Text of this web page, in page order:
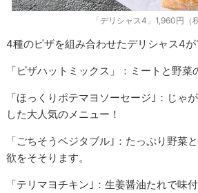
「デリシャス4」1,960円（
4種のピザを組み合わせたデリシャス4が
「ピザハットミックス」：ミートと野菜
「ほっくりポテマヨソーセージ｣：じゃ
した大人気のメニュー！
「ごちそうベジタブル｣：たっぷり野菜
欲をそそります。
「テリマヨチキン｣：生姜醤油たれで味